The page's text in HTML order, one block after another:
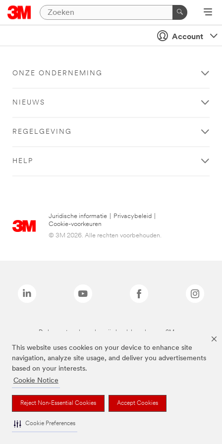
This website uses cookies on your device to enhance site
navigation, analyze site usage, and deliver you advertisements
based on your interests.
Cookie Notice
Reject Non-Essential Cookies Accept Cookies
Cookie Preferences
Account
ONZE ONDERNEMING
NIEUWS
REGELGEVING
HELP
Juridische informatie Privacybeleid
Cookie-voorkeuren
© 3M 2026. Alle rechten voorbehouden.
De bovenstaande merken zijn handelsmerken van 3M.we